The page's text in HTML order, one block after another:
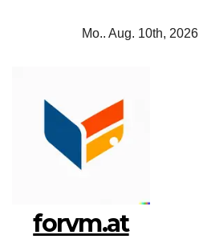
Mo.. Aug. 10th, 2026
forvm.at